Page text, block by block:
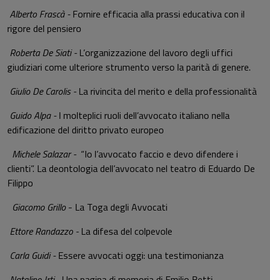
Alberto Frascà -Fornire efficacia alla prassi educativa con il
rigore del pensiero
Roberta De Siati -L’organizzazione del lavoro degli uffici
giudiziari come ulteriore strumento verso la parità di genere.
Giulio De Carolis -La rivincita del merito e della professionalità
Guido Alpa -I molteplici ruoli dell’avvocato italiano nella
edificazione del diritto privato europeo
Michele Salazar - “Io l’avvocato faccio e devo difendere i
clienti”. La deontologia dell’avvocato nel teatro di Eduardo De
Filippo
Giacomo Grillo- La Toga degli Avvocati
Ettore Randazzo -La difesa del colpevole
Carla Guidi -Essere avvocati oggi: una testimonianza